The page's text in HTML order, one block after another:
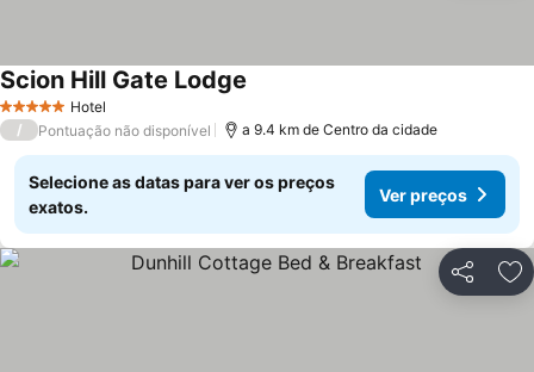
5 Estrelas Hotel
Scion Hill Gate Lodge
/ Pontuação não disponível a 9.4 km de Centro da cidade
Selecione as datas para ver os preços
exatos.
Ver preços
Partilhar